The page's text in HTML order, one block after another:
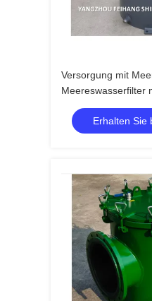
Versorgung mit
Meereswasserfilter
Inhalationsfilter
Feihang Marine
Erhalten Sie